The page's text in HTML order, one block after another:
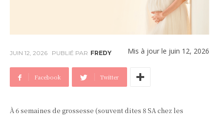
JUIN 12, 2026 Mis à jour le juin 12, 2026
PUBLIÉ PAR FREDY
Facebook Twitter
À 6 semaines de grossesse (souvent dites 8 SA chez les